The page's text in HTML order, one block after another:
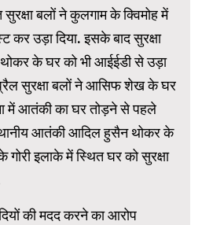
बलों ने कुलगाम के क्विमोह में
कर उड़ा दिया. इसके बाद सुरक्षा
के घर को भी आईईडी से उड़ा
सुरक्षा बलों ने आसिफ शेख के घर
में आतंकी का घर तोड़ने से पहले
आतंकी आदिल हुसैन थोकर के
इलाके में स्थित घर को सुरक्षा
की मदद करने का आरोप